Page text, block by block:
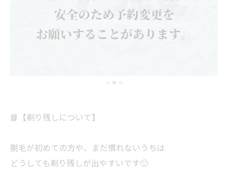
📘【剃り残しについて】
脱毛が初めての方や、まだ慣れないうちは
どうしても剃り残しが出やすいです🙂